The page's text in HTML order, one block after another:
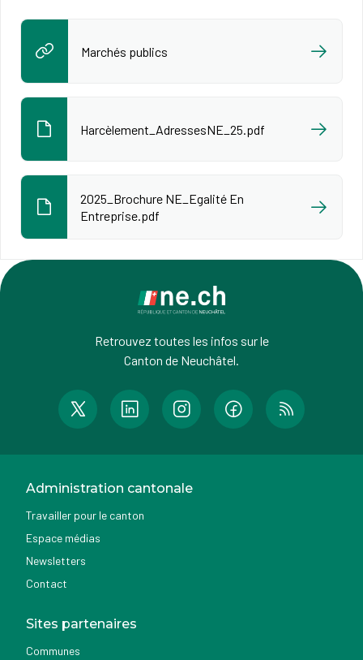
Marchés publics
Harcèlement_AdressesNE_25.pdf
2025_Brochure NE_Egalité En
Entreprise.pdf
Retrouvez toutes les infos sur le
Canton de Neuchâtel.
Administration cantonale
Travailler pour le canton
Espace médias
Newsletters
Contact
Sites partenaires
Communes